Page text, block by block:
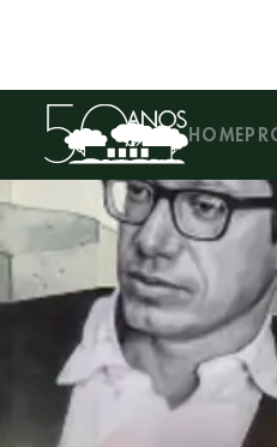
HOME
LITERATURA VAMOS FALAR DE... DALTON